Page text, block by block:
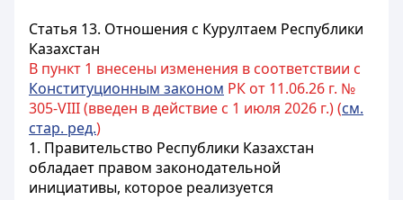
Статья 13. Отношения с Курултаем Республики
Казахстан
В пункт 1 внесены изменения в соответствии с
Конституционным законом РК от 11.06.26 г. №
305-VIII (введен в действие с 1 июля 2026 г.) (см.
стар. ред.)
1. Правительство Республики Казахстан
обладает правом законодательной
инициативы, которое реализуется